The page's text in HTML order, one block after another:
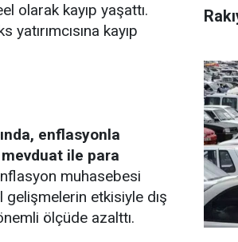
olarak kayıp yaşattı.
kayıp
enflasyonla
mevduat ile para
muhasebesi
gelişmelerin etkisiyle dış
ölçüde azalttı.